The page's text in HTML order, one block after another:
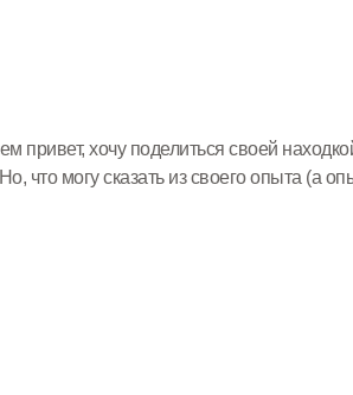
хочу поделиться своей
что могу сказать из своего опыта (а